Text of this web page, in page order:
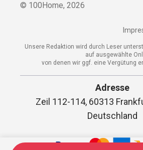
© 100Home, 2026
Unsere Redaktion wird durch Leser
auf ausgewählte
von denen wir ggf. eine Vergütung
Adresse
Zeil 112-114, 60313
Deutschland